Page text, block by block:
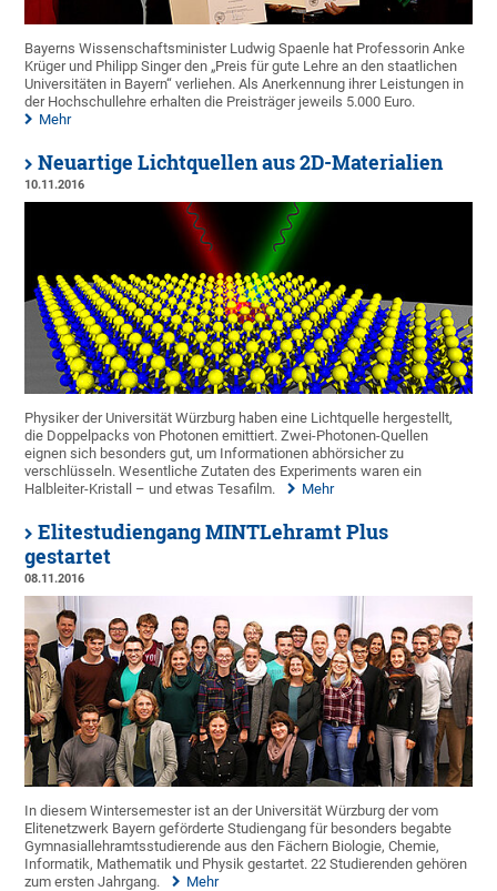
Bayerns Wissenschaftsminister Ludwig Spaenle hat Professorin Anke
Krüger und Philipp Singer den „Preis für gute Lehre an den staatlichen
Universitäten in Bayern“ verliehen. Als Anerkennung ihrer Leistungen in
der Hochschullehre erhalten die Preisträger jeweils 5.000 Euro.
Mehr
Neuartige Lichtquellen aus 2D-Materialien
10.11.2016
Physiker der Universität Würzburg haben eine Lichtquelle hergestellt,
die Doppelpacks von Photonen emittiert. Zwei-Photonen-Quellen
eignen sich besonders gut, um Informationen abhörsicher zu
verschlüsseln. Wesentliche Zutaten des Experiments waren ein
Halbleiter-Kristall – und etwas Tesafilm.
Mehr
Elitestudiengang MINTLehramt Plus
gestartet
08.11.2016
In diesem Wintersemester ist an der Universität Würzburg der vom
Elitenetzwerk Bayern geförderte Studiengang für besonders begabte
Gymnasiallehramtsstudierende aus den Fächern Biologie, Chemie,
Informatik, Mathematik und Physik gestartet. 22 Studierenden gehören
zum ersten Jahrgang.
Mehr